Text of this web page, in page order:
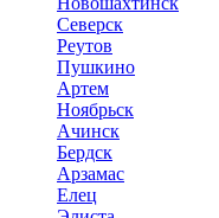
Северск
Реутов
Пушкино
Артем
Ноябрьск
Ачинск
Бердск
Арзамас
Елец